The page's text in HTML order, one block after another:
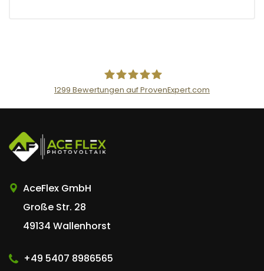
AceFlex GmbH
1299 Bewertungen auf ProvenExpert.com
AceFlex GmbH
Große Str. 28
49134 Wallenhorst
+49 5407 8986565